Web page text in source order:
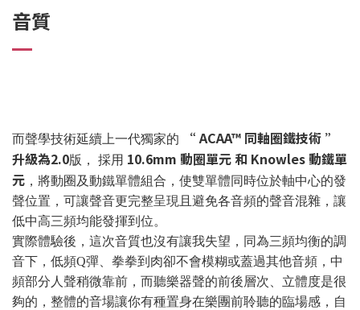
音質
而聲學技術延續上一代獨家的
“ ACAA™ 同軸圈鐵技術 ”
升級為2.0版， 採用 10.6mm 動圈單元 和 Knowles 動鐵單
元 ，將動圈及動鐵單體組合，使雙單體同時位於軸中心的發
聲位置，可讓聲音更完整呈現且避免各音頻的聲音混雜，讓
低中高三頻均能發揮到位。
實際體驗後，這次音質也沒有讓我失望，同為三頻均衡的調
音下，低頻Q彈、拳拳到肉卻不會模糊或蓋過其他音頻，中
頻部分人聲稍微靠前，而聽樂器聲的前後層次、立體度是很
夠的，整體的音場讓你有種置身在樂團前聆聽的臨場感，自